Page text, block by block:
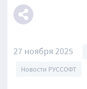
27 ноября 2025
Новости РУССОФТ